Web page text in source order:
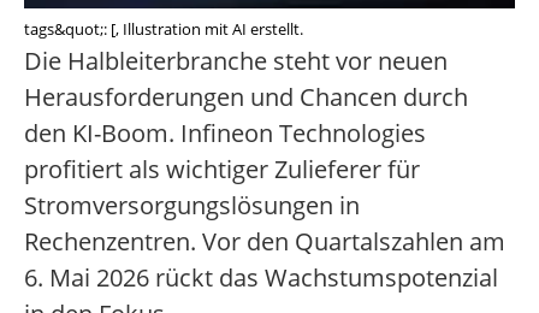
tags&quot;: [, Illustration mit AI erstellt.
Die Halbleiterbranche steht vor neuen
Herausforderungen und Chancen durch
den KI-Boom. Infineon Technologies
profitiert als wichtiger Zulieferer für
Stromversorgungslösungen in
Rechenzentren. Vor den Quartalszahlen am
6. Mai 2026 rückt das Wachstumspotenzial